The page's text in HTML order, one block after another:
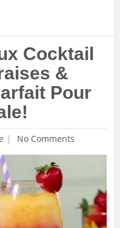
Cocktail
&
Pour
No Comments